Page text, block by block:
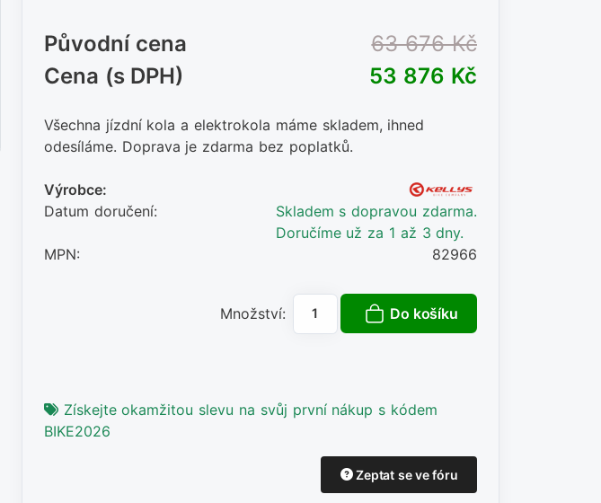
Původní cena
63 676 Kč
Cena (s DPH)
53 876 Kč
Všechna jízdní kola a elektrokola máme skladem, ihned
odesíláme. Doprava je zdarma bez poplatků.
Výrobce:
Datum doručení:
Skladem s dopravou zdarma.
Doručíme už za 1 až 3 dny.
MPN:
82966
Množství: Do košíku
Získejte okamžitou slevu na svůj první nákup s kódem
BIKE2026
Zeptat se ve fóru